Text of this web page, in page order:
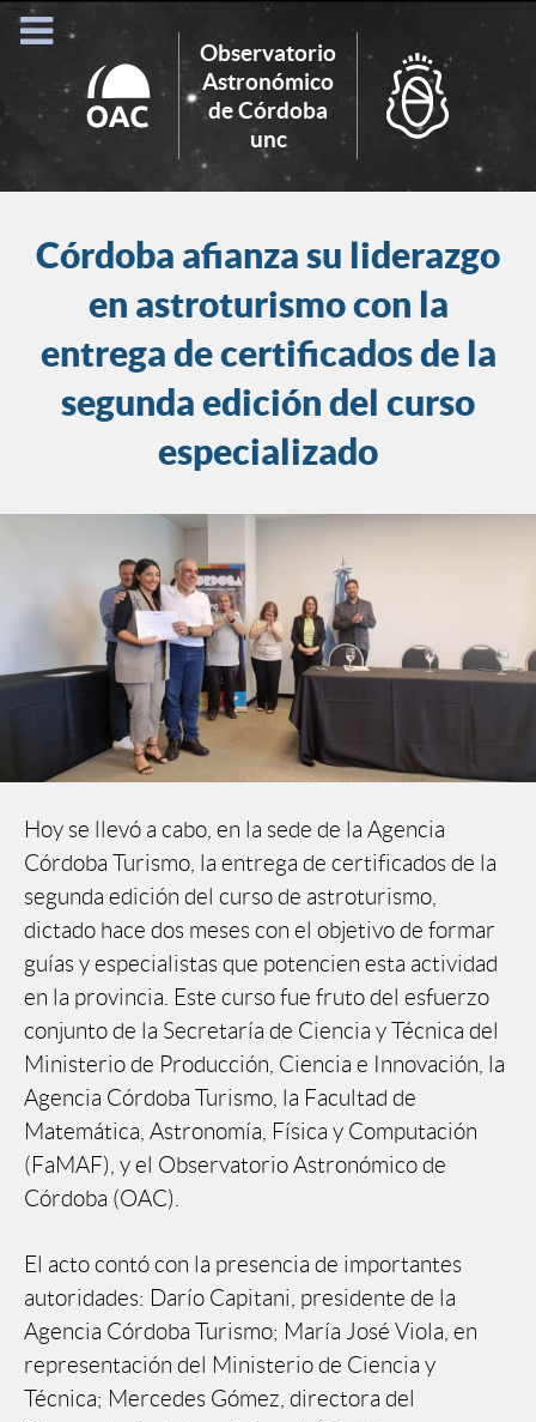
Observatorio
Astronómico
de Córdoba
unc
Search
for:
Córdoba afianza su liderazgo
en astroturismo con la
entrega de certificados de la
segunda edición del curso
especializado
Hoy se llevó a cabo, en la sede de la Agencia
Córdoba Turismo, la entrega de certificados de la
segunda edición del curso de astroturismo,
dictado hace dos meses con el objetivo de formar
guías y especialistas que potencien esta actividad
en la provincia. Este curso fue fruto del esfuerzo
conjunto de la Secretaría de Ciencia y Técnica del
Ministerio de Producción, Ciencia e Innovación, la
Agencia Córdoba Turismo, la Facultad de
Matemática, Astronomía, Física y Computación
(FaMAF), y el Observatorio Astronómico de
Córdoba (OAC).
El acto contó con la presencia de importantes
autoridades: Darío Capitani, presidente de la
Agencia Córdoba Turismo; María José Viola, en
representación del Ministerio de Ciencia y
Técnica; Mercedes Gómez, directora del